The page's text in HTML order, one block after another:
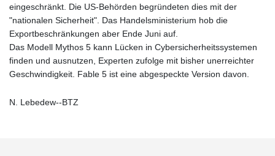
eingeschränkt. Die US-Behörden begründeten dies mit der
"nationalen Sicherheit". Das Handelsministerium hob die
Exportbeschränkungen aber Ende Juni auf.
Das Modell Mythos 5 kann Lücken in Cybersicherheitssystemen
finden und ausnutzen, Experten zufolge mit bisher unerreichter
Geschwindigkeit. Fable 5 ist eine abgespeckte Version davon.
N. Lebedew--BTZ